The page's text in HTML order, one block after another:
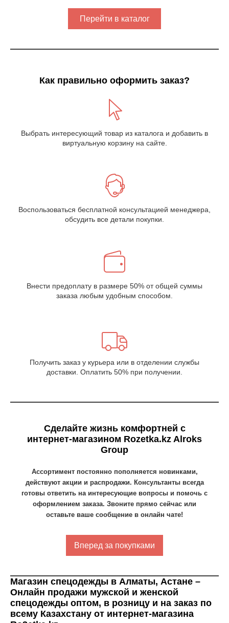
Перейти в каталог
Как правильно оформить заказ?
Выбрать интересующий товар из каталога и добавить в
виртуальную корзину на сайте.
Воспользоваться бесплатной консультацией менеджера,
обсудить все детали покупки.
Внести предоплату в размере 50% от общей суммы
заказа любым удобным способом.
Получить заказ у курьера или в отделении службы
доставки. Оплатить 50% при получении.
Сделайте жизнь комфортней с
интернет-магазином Rozetka.kz Alroks
Group
Ассортимент постоянно пополняется новинками,
действуют акции и распродажи. Консультанты всегда
готовы ответить на интересующие вопросы и помочь с
оформлением заказа. Звоните прямо сейчас или
оставьте ваше сообщение в онлайн чате!
Вперед за покупками
Магазин спецодежды в Алматы, Астане –
Онлайн продажи мужской и женской
спецодежды оптом, в розницу и на заказ по
всему Казахстану от интернет-магазина